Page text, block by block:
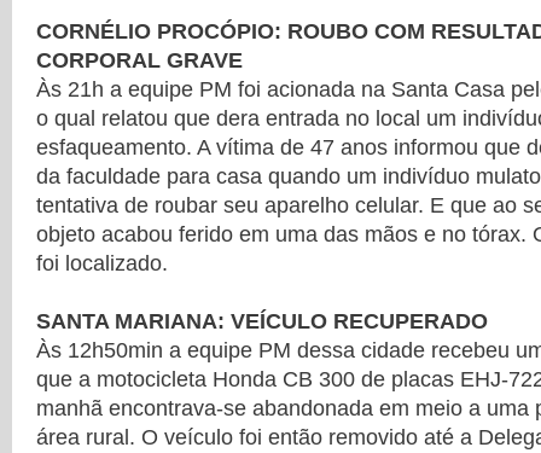
CORNÉLIO PROCÓPIO: ROUBO COM
CORPORAL GRAVE
Às 21h a equipe PM foi acionada na Santa Casa
o qual relatou que dera entrada no local um
esfaqueamento. A vítima de 47 anos informou que
da faculdade para casa quando um indivíduo
tentativa de roubar seu aparelho celular. E que ao
objeto acabou ferido em uma das mãos e no tórax.
foi localizado.
SANTA MARIANA: VEÍCULO RECUPERADO
Às 12h50min a equipe PM dessa cidade recebeu
que a motocicleta Honda CB 300 de placas EHJ-
manhã encontrava-se abandonada em meio a uma
área rural. O veículo foi então removido até a